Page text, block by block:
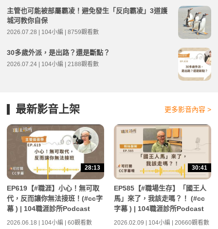
主管也可能被部屬霸凌！避免發生「反向霸凌」3道護
城河教你自保
2026.07.28 | 104小編 | 8759觀看數
30多歲外派，是出路？還是斷點？
2026.07.24 | 104小編 | 2188觀看數
最新影音上架 更多影音內容 >
28:13
EP619【#職涯】小心！無可取
代，反而讓你無法接班！(#cc字
幕 ) | 104職涯診所Podcast
2026.06.18 | 104小編 | 60觀看數
30:41
EP585【#職場生存】「國王人
馬」來了，我該走嗎？！ (#cc
字幕 ) | 104職涯診所Podcast
2026.02.09 | 104小編 | 20660觀看數